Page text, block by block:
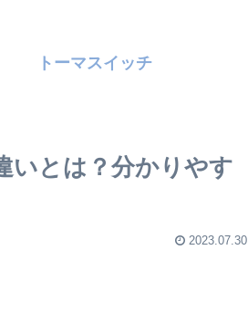
トーマスイッチ
いとは？分かりやす
2023.07.30